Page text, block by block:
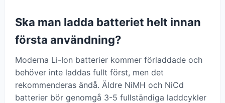
Ska man ladda batteriet helt innan
första användning?
Moderna Li-Ion batterier kommer förladdade och
behöver inte laddas fullt först, men det
rekommenderas ändå. Äldre NiMH och NiCd
batterier bör genomgå 3-5 fullständiga laddcykler